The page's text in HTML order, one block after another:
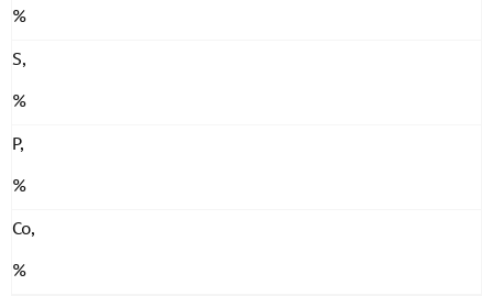
%
S,
%
P,
%
Co,
%